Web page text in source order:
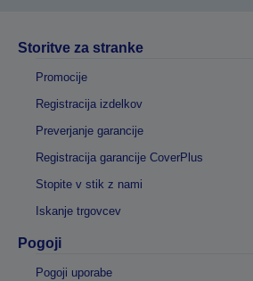
Storitve za stranke
Promocije
Registracija izdelkov
Preverjanje garancije
Registracija garancije CoverPlus
Stopite v stik z nami
Iskanje trgovcev
Pogoji
Pogoji uporabe